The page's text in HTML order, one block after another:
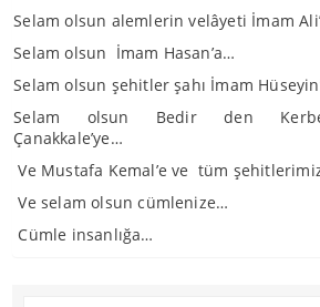
Selam olsun alemlerin velâyeti İmam
Selam olsun İmam Hasan’a…
Selam olsun şehitler şahı İmam
Selam olsun Bedir den
Çanakkale’ye…
Ve Mustafa Kemal’e ve tüm
Ve selam olsun cümlenize…
Cümle insanlığa…